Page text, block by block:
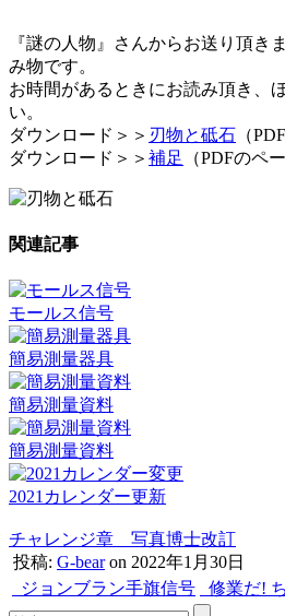
『謎の人物』さんからお送り頂き
み物です。
お時間があるときにお読み頂き、
い。
ダウンロード＞＞ 刃物と砥石 （
ダウンロード＞＞ 補足 （PDFのペ
関連記事
モールス信号
簡易測量器具
簡易測量資料
簡易測量資料
2021カレンダー更新
チャレンジ章 写真博士改訂
投稿: G-bearon 2022年1月30日
ジョンブラン手旗信号
修業だ!